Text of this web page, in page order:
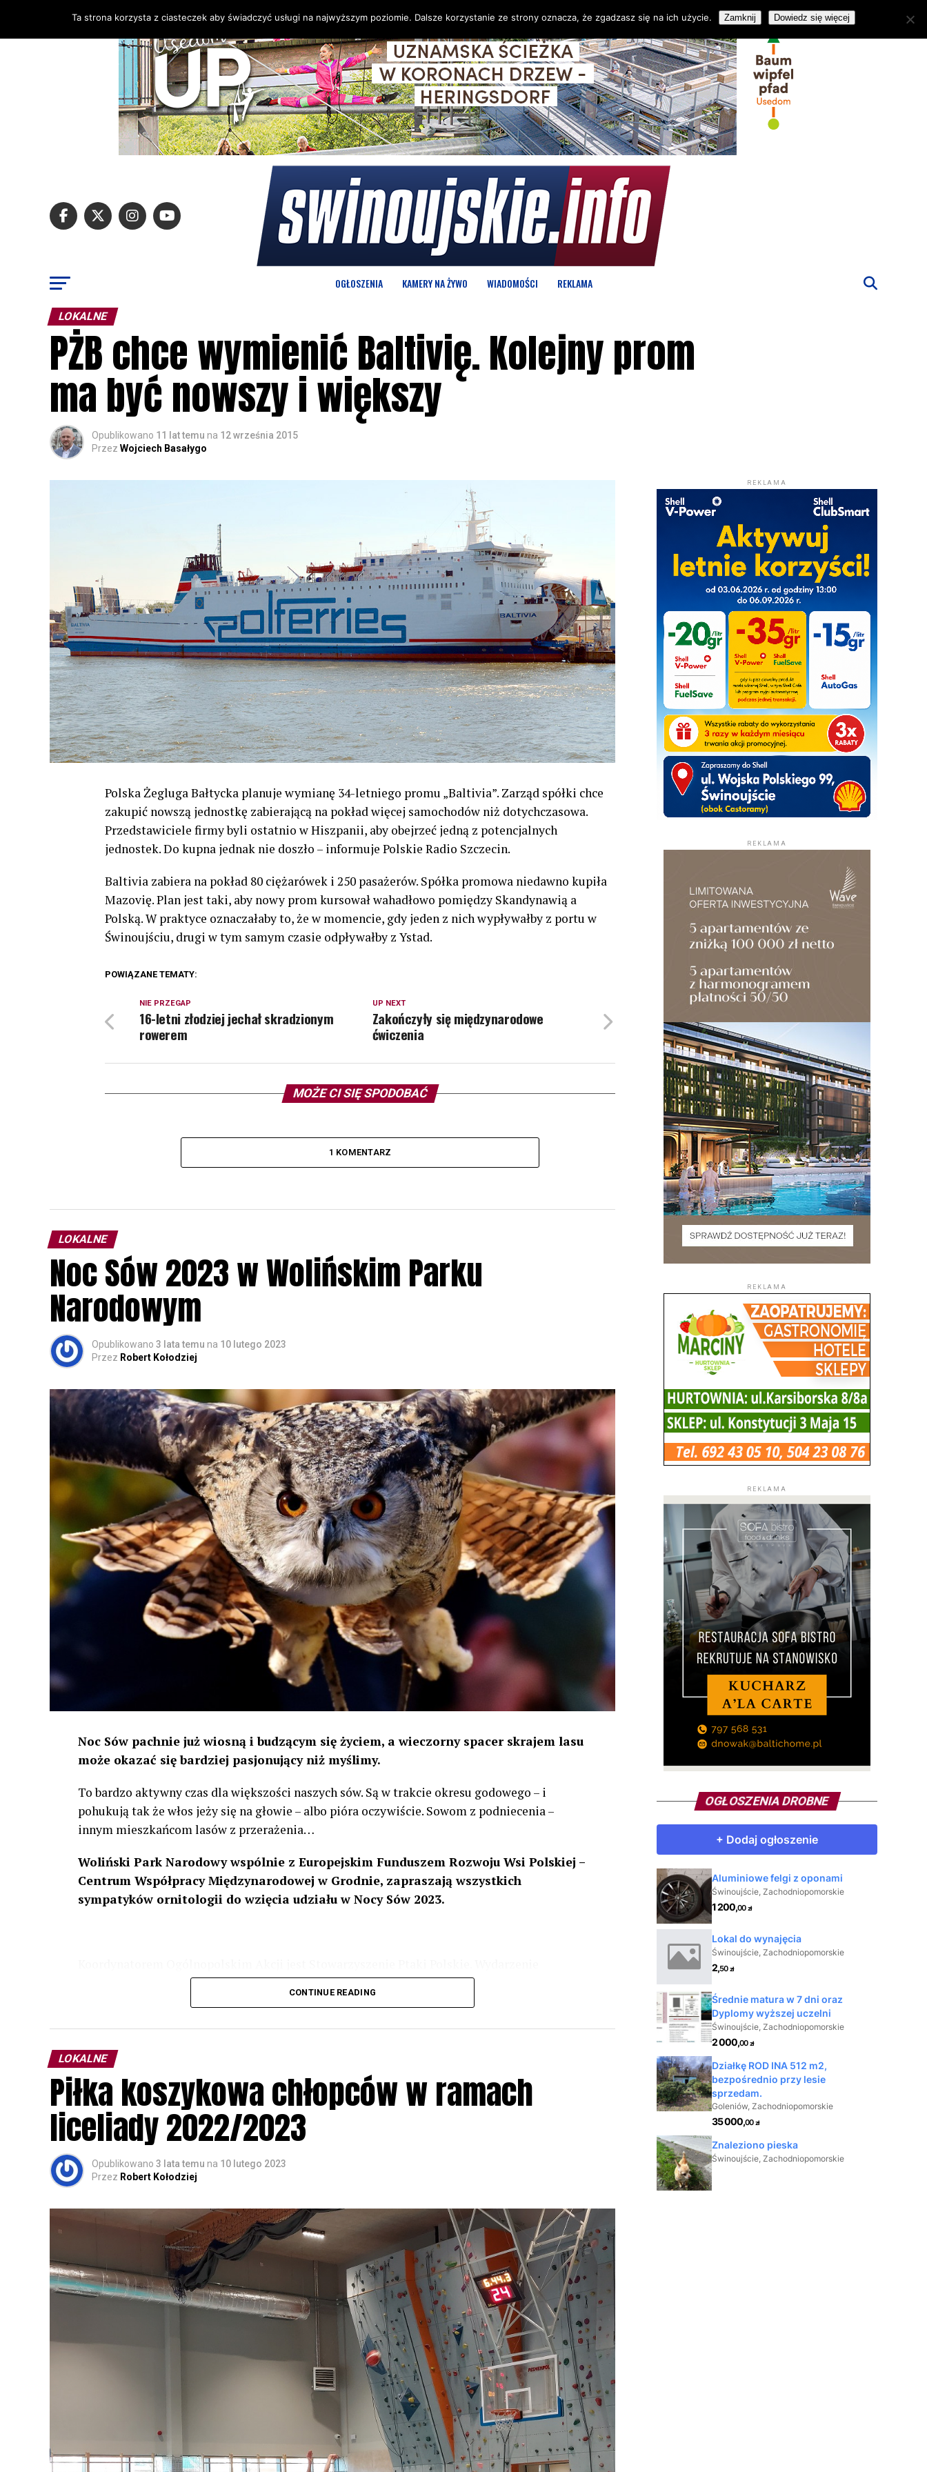
OGŁOSZENIA KAMERY NA ŻYWO WIADOMOŚCI REKLAMA
LOKALNE
PŻB chce wymienić Baltivię. Kolejny prom
ma być nowszy i większy
Opublikowano 11 lat temu na 12 września 2015
Przez Wojciech Basałygo
Polska Żegluga Bałtycka planuje wymianę 34-letniego promu „Baltivia”. Zarząd spółki chce
zakupić nowszą jednostkę zabierającą na pokład więcej samochodów niż dotychczasowa.
Przedstawiciele firmy byli ostatnio w Hiszpanii, aby obejrzeć jedną z potencjalnych
jednostek. Do kupna jednak nie doszło – informuje Polskie Radio Szczecin.
Baltivia zabiera na pokład 80 ciężarówek i 250 pasażerów. Spółka promowa niedawno kupiła
Mazovię. Plan jest taki, aby nowy prom kursował wahadłowo pomiędzy Skandynawią a
Polską. W praktyce oznaczałaby to, że w momencie, gdy jeden z nich wypływałby z portu w
Świnoujściu, drugi w tym samym czasie odpływałby z Ystad.
POWIĄZANE TEMATY:
UP NEXT
Zakończyły się międzynarodowe
ćwiczenia
NIE PRZEGAP
16-letni złodziej jechał skradzionym
rowerem
MOŻE CI SIĘ SPODOBAĆ
1 KOMENTARZ
LOKALNE
Noc Sów 2023 w Wolińskim Parku
Narodowym
Opublikowano 3 lata temu na 10 lutego 2023
Przez Robert Kołodziej
Noc Sów pachnie już wiosną i budzącym się życiem, a wieczorny spacer skrajem lasu
może okazać się bardziej pasjonujący niż myślimy.
To bardzo aktywny czas dla większości naszych sów. Są w trakcie okresu godowego – i
pohukują tak że włos jeży się na głowie – albo pióra oczywiście. Sowom z podniecenia –
innym mieszkańcom lasów z przerażenia…
Woliński Park Narodowy wspólnie z Europejskim Funduszem Rozwoju Wsi Polskiej –
Centrum Współpracy Międzynarodowej w Grodnie, zapraszają wszystkich
sympatyków ornitologii do wzięcia udziału w Nocy Sów 2023.
odbędzie się w dniach24 i 25 lutego 2023 r. wg harmonogramu przedstawionego na
Wszystkich uczestników zapraszamy do udziału w Akcji, włączenia się w aktywne
rozpoznawanie głosów sów i wymianę doświadczeń przy grillu.Na wydarzenie obowiązują
zapisy.
CONTINUE READING
LOKALNE
Piłka koszykowa chłopców w ramach
liceliady 2022/2023
Opublikowano 3 lata temu na 10 lutego 2023
Przez Robert Kołodziej
REKLAMA
REKLAMA
REKLAMA
REKLAMA
OGŁOSZENIA DROBNE
Ta strona korzysta z ciasteczek aby świadczyć usługi na najwyższym poziomie. Dalsze korzystanie ze strony oznacza, że zgadzasz się na ich użycie. Zamknij Dowiedz się więcej